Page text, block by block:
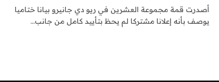
أصدرت قمة مجموعة العشرين في ريو دي جانيرو بيانا ختاميا
يوصف بأنه إعلانا مشتركا لم يحظ بتأييد كامل من جانب…